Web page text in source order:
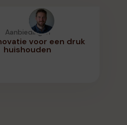
Aanbiedingen
voor een druk
huishouden